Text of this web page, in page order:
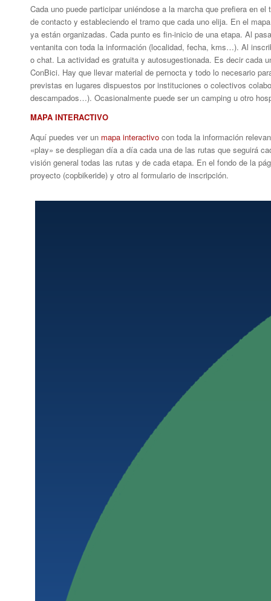
Cada uno puede participar uniéndose a la marcha que prefiera en
de contacto y estableciendo el tramo que cada uno elija. En el
ya están organizadas. Cada punto es fin-inicio de una etapa. Al
ventanita con toda la información (localidad, fecha, kms…). Al
o chat. La actividad es gratuita y autosugestionada. Es decir cada
ConBici. Hay que llevar material de pernocta y todo lo necesario
previstas en lugares dispuestos por instituciones o colectivos
descampados…). Ocasionalmente puede ser un camping u otro
MAPA INTERACTIVO
Aquí puedes ver un mapa interactivo con toda la información
«play» se despliegan día a día cada una de las rutas que seguirá
visión general todas las rutas y de cada etapa. En el fondo de la
proyecto (copbikeride) y otro al formulario de inscripción.